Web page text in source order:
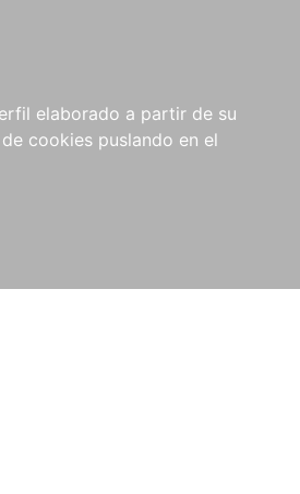
elaborado a partir de su
cookies puslando en el
COMPRAS
INSTITUCIONALES